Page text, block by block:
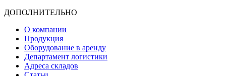
ДОПОЛНИТЕЛЬНО
О компании
Продукция
Оборудование в аренду
Департамент логистики
Адреса складов